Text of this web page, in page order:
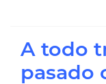
A todo
pasado